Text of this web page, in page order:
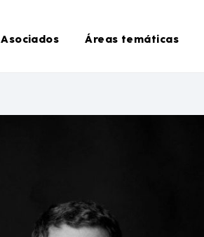
Asociados Áreas temáticas